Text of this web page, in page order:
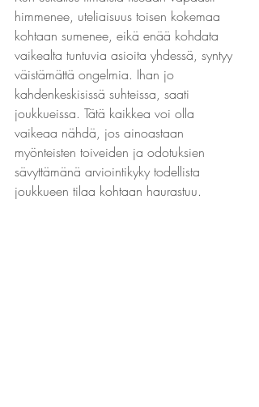
himmenee, uteliaisuus toisen kokemaa
kohtaan sumenee, eikä enää kohdata
vaikealta tuntuvia asioita yhdessä, syntyy
väistämättä ongelmia. Ihan jo
kahdenkeskisissä suhteissa, saati
joukkueissa. Tätä kaikkea voi olla
vaikeaa nähdä, jos ainoastaan
myönteisten toiveiden ja odotuksien
sävyttämänä arviointikyky todellista
joukkueen tilaa kohtaan haurastuu.